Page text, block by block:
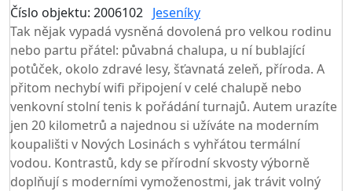
Číslo objektu: 2006102 Jeseníky
Tak nějak vypadá vysněná dovolená pro velkou rodinu
nebo partu přátel: půvabná chalupa, u ní bublající
potůček, okolo zdravé lesy, šťavnatá zeleň, příroda. A
přitom nechybí wifi připojení v celé chalupě nebo
venkovní stolní tenis k pořádání turnajů. Autem urazíte
jen 20 kilometrů a najednou si užíváte na moderním
koupališti v Nových Losinách s vyhřátou termální
vodou. Kontrastů, kdy se přírodní skvosty výborně
doplňují s moderními vymoženostmi, jak trávit volný